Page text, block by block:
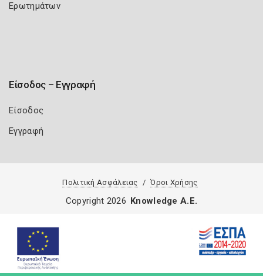
Ερωτημάτων
Είσοδος – Εγγραφή
Είσοδος
Εγγραφή
Πολιτική Ασφάλειας Όροι Χρήσης
Copyright 2026 Knowledge A.E.